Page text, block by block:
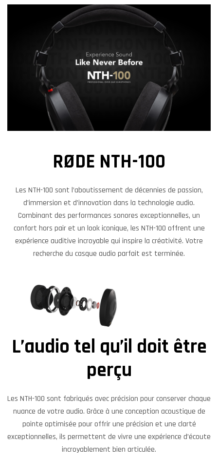
RØDE NTH-100
​Les NTH-100 sont l’aboutissement de décennies de passion,
d’immersion et d’innovation dans la technologie audio.
Combinant des performances sonores exceptionnelles, un
confort hors pair et un look iconique, les NTH-100 offrent une
expérience auditive incroyable qui inspire la créativité. Votre
recherche du casque audio parfait est terminée.​
L’audio tel qu’il doit être
perçu​
Les NTH-100 sont fabriqués avec précision pour conserver chaque
nuance de votre audio. Grâce à une conception acoustique de
pointe optimisée pour offrir une précision et une clarté
exceptionnelles, ils permettent de vivre une expérience d’écoute
incroyablement bien articulée.